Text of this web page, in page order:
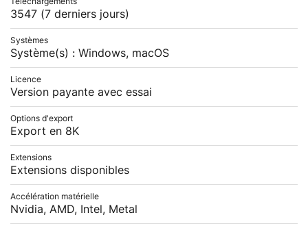
3547 (7 derniers jours)
Systèmes
Système(s) : Windows, macOS
Licence
Version payante avec essai
Options d'export
Export en 8K
Extensions
Extensions disponibles
Accélération matérielle
Nvidia, AMD, Intel, Metal